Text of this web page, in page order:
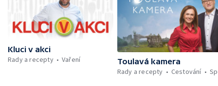
Kluci v akci
Rady a recepty
Vaření
Toulavá kamera
Rady a recepty
Cestování